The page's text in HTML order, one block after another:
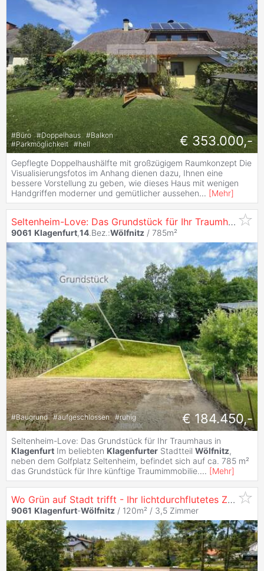
#Büro #Doppelhaus #Balkon
#Parkmöglichkeit #hell € 353.000,-
Gepflegte Doppelhaushälfte mit großzügigem Raumkonzept Die
Visualisierungsfotos im Anhang dienen dazu, Ihnen eine
bessere Vorstellung zu geben, wie dieses Haus mit wenigen
Handgriffen moderner und gemütlicher aussehen... [Mehr]
Seltenheim-Love: Das Grundstück für Ihr Traumhaus in
9061 Klagenfurt,14.Bez.:Wölfnitz / 785m²
#Baugrund #aufgeschlossen #ruhig € 184.450,-
Seltenheim-Love: Das Grundstück für Ihr Traumhaus in
Klagenfurt Im beliebten Klagenfurter Stadtteil Wölfnitz,
neben dem Golfplatz Seltenheim, befindet sich auf ca. 785 m²
das Grundstück für Ihre künftige Traumimmobilie.... [Mehr]
Wo Grün auf Stadt trifft - Ihr lichtdurchflutetes Zuhause in
9061 Klagenfurt-Wölfnitz / 120m² / 3,5 Zimmer